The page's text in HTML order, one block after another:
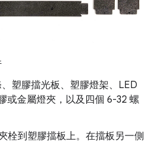
塑膠擋光板、塑膠燈架、LED
或金屬燈夾，以及四個 6-32 螺
栓到塑膠擋板上。在擋板另一側